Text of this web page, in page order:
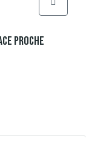
Proche